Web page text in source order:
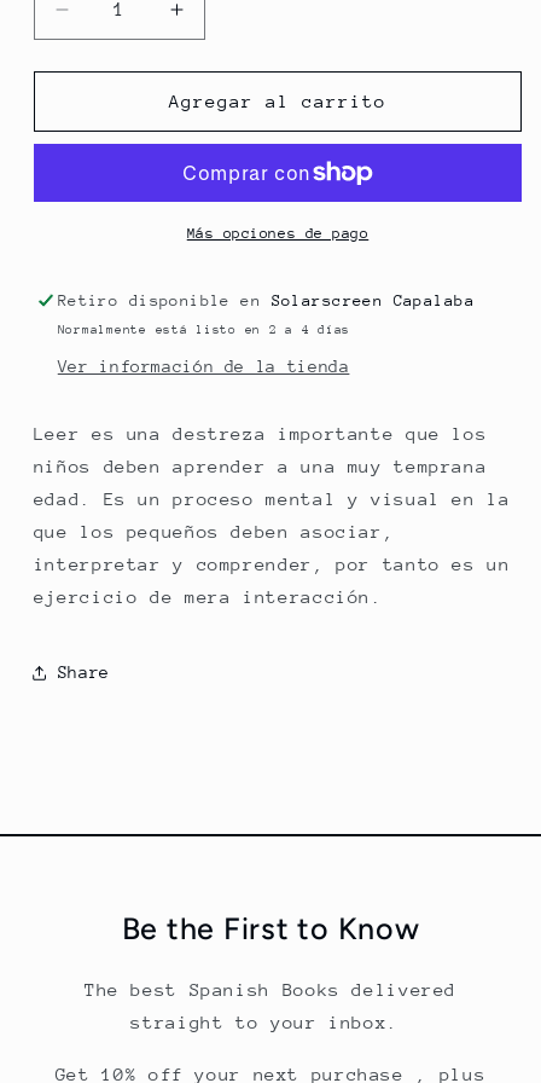
Reducir
cantidad
para
LECTURA
Aumentar
cantidad
para
SUPER
LECTURA
Agregar al carrito
Más opciones de pago
Retiro disponible en Solarscreen Capalaba
Normalmente está listo en 2 a 4 días
Ver información de la tienda
Leer es una destreza importante que los
niños deben aprender a una muy temprana
edad. Es un proceso mental y visual en la
que los pequeños deben asociar,
interpretar y comprender, por tanto es un
ejercicio de mera interacción.
Share
Be the First to Know
The best Spanish Books delivered
straight to your inbox.
Get 10% off your next purchase , plus